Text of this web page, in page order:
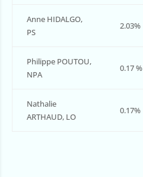
Anne HIDALGO,
PS
2.03%
Philippe POUTOU,
NPA
0.17 %
Nathalie
ARTHAUD, LO
0.17%